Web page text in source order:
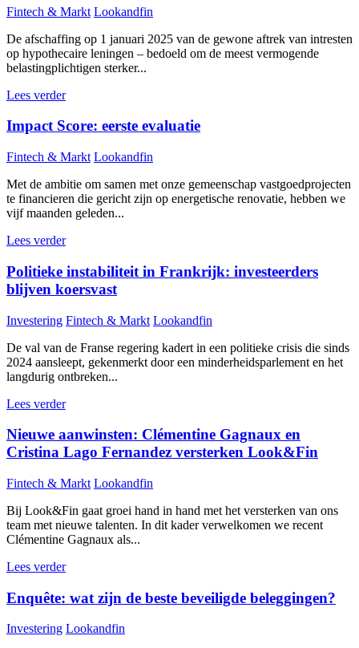
Fintech & Markt Lookandfin
De afschaffing op 1 januari 2025 van de gewone aftrek van intresten
op hypothecaire leningen – bedoeld om de meest vermogende
belastingplichtigen sterker...
Lees verder
Impact Score: eerste evaluatie
Fintech & Markt Lookandfin
Met de ambitie om samen met onze gemeenschap vastgoedprojecten
te financieren die gericht zijn op energetische renovatie, hebben we
vijf maanden geleden...
Lees verder
Politieke instabiliteit in Frankrijk: investeerders
blijven koersvast
Investering Fintech & Markt Lookandfin
De val van de Franse regering kadert in een politieke crisis die sinds
2024 aansleept, gekenmerkt door een minderheidsparlement en het
langdurig ontbreken...
Lees verder
Nieuwe aanwinsten: Clémentine Gagnaux en
Cristina Lago Fernandez versterken Look&Fin
Fintech & Markt Lookandfin
Bij Look&Fin gaat groei hand in hand met het versterken van ons
team met nieuwe talenten. In dit kader verwelkomen we recent
Clémentine Gagnaux als...
Lees verder
Enquête: wat zijn de beste beveiligde beleggingen?
Investering Lookandfin